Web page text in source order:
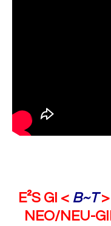
E²S GI < B~T
NEO/NEU-